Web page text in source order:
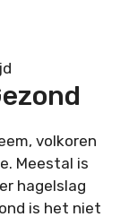
volkoren
Meestal is
hagelslag
is het niet